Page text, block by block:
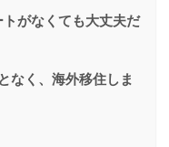
がなくても大丈夫だ
なく、海外移住しま